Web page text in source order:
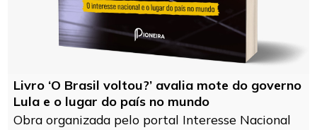
Livro ‘O Brasil voltou?’ avalia mote do governo
Lula e o lugar do país no mundo
Obra organizada pelo portal Interesse Nacional